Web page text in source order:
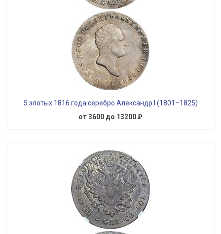
5 злотых 1816 года серебро Александр I (1801–1825)
от 3600 до 13200 ₽